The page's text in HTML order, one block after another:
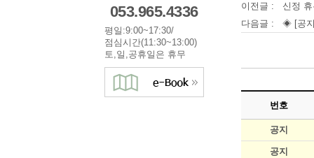
053.965.4336
평일:9:00~17:30/
점심시간(11:30~13:00)
토,일,공휴일은 휴무
이전글 : 신정
다음글 : ◈ [공
번호
공지
공지